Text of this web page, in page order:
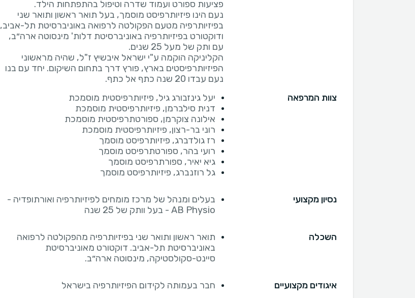
נעם הינו פיזיותרפיסט מוסמך, בעל תואר ראשון ותואר שני
בפיזיותרפיה מטעם הפקולטה לרפואה באוניברסיטת תל-אביב,
ודוקטורט בפיזיותרפיה באוניברסיטת דלות' מינסוטה ארה״ב,
הקליניקה הוקמה ע"י ישראל איבשיץ ז"ל, שהיה מראשוני
הפיזיותרפיסטים בארץ, פורץ דרך בתחום השיקום. יחד עם בנו
נעם עבדו 20 שנה כתף אל כתף.
צוות המרפאה
יעל גינזבורג גיל, פיזיותרפיסטית מוסמכת
דנית סילברמן, פיזיותרפיסטית מוסמכת
אילונה צוקרמן, ספורטתרפיסטית מוסמכת
רוני בר-רצון, פיזיותרפיסטית מוסמכת
רז גולדברג, פיזיותרפיסט מוסמך
רועי בהר, ספורטתרפיסט מוסמך
גיא יאיר, ספורתרפיסט מוסמך
גל רוזנברג, פיזיותרפיסט מוסמך
נסיון מקצועי
בעלים ומנהל של מרכז מומחים לפיזיותרפיה ואורתופדיה -
AB Physio - בעל וותק של 25 שנה
השכלה
תואר ראשון ותואר שני בפיזיותרפיה מהפקולטה לרפואה
באוניברסיטת תל-אביב. דוקטורט מאוניברסיטת
סיינט-סקולסטיקה, מינסוטה ארה״ב.
איגודים מקצועיים חבר בעמותה לקידום הפיזיותרפיה בישראל